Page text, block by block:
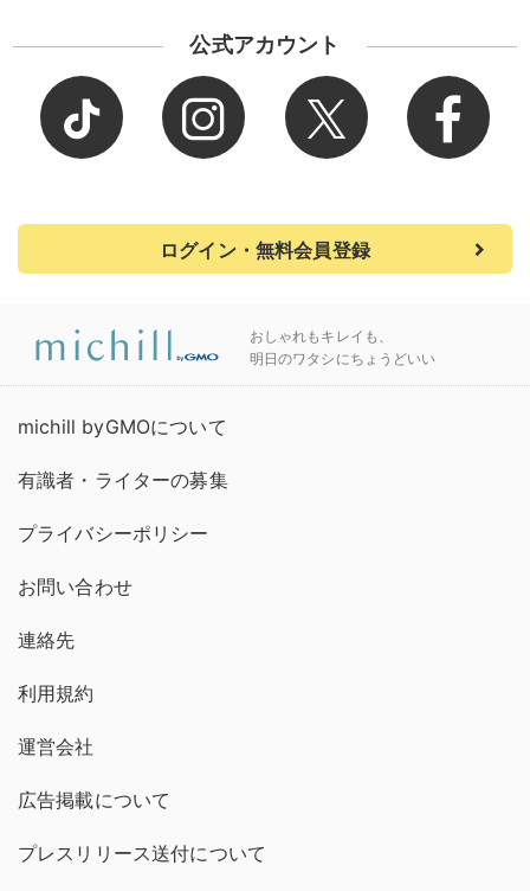
公式アカウント
ログイン・無料会員登録
おしゃれもキレイも、
明日のワタシにちょうどいい
michill byGMOについて
有識者・ライターの募集
プライバシーポリシー
お問い合わせ
連絡先
利用規約
運営会社
広告掲載について
プレスリリース送付について